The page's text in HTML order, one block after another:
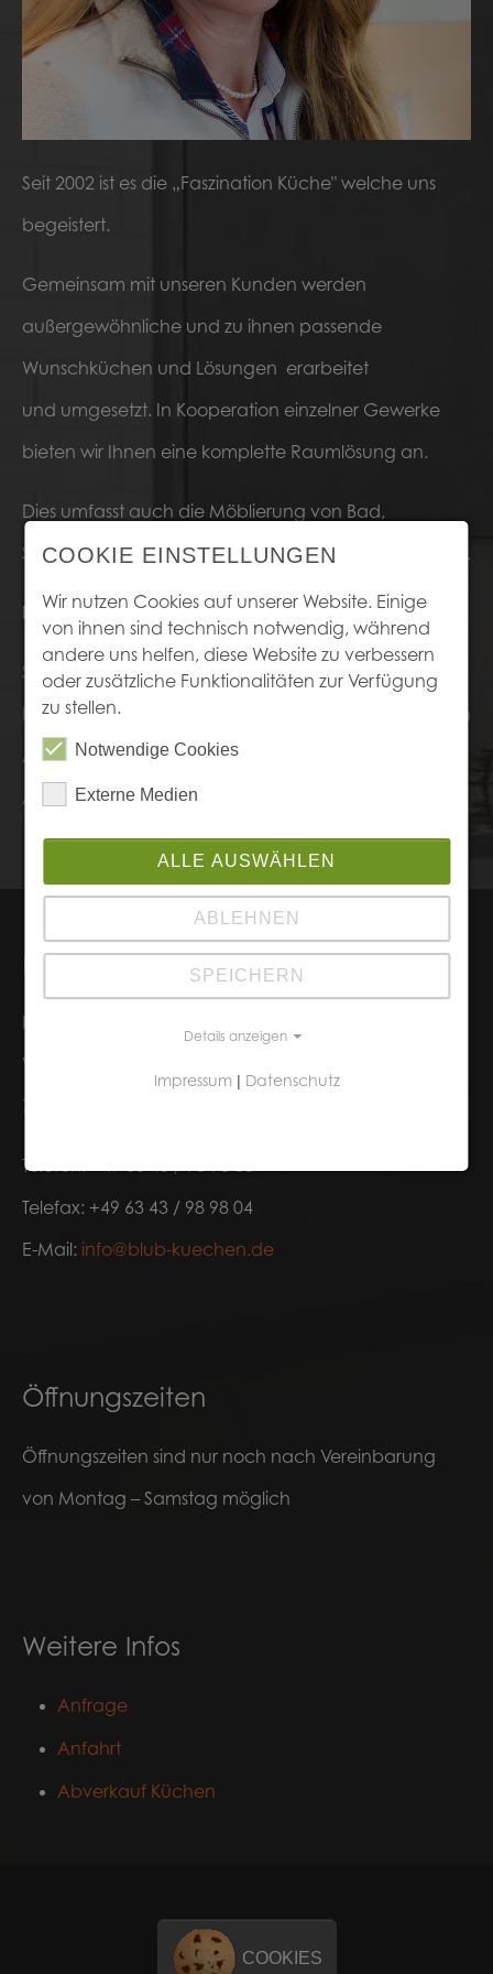
Seit 2002 ist es die „Faszination Küche" welche uns
begeistert.
Gemeinsam mit unseren Kunden werden
außergewöhnliche und zu ihnen passende
Wunschküchen und Lösungen erarbeitet
und umgesetzt. In Kooperation einzelner Gewerke
bieten wir Ihnen eine komplette Raumlösung an.
Dies umfasst auch die Möblierung von Bad,
Schlafzimmer, Wohnzimmer und Hauswirtschaftsraum.
Ihr Vorteil:
Sie haben vom Erstgespräch über das Aufmass, der
Planung und Abwicklung bis zur Umsetzung nur einen
Ansprechpartner der Ihnen stets für Fragen und
Antworten zur Seite steht.
Kontakt
Blub Küchen
Weinstraße 58
76887 Bad Bergzabern
Telefon: +49 63 43 / 98 98 03
Telefax: +49 63 43 / 98 98 04
E-Mail: info@blub-kuechen.de
Öffnungszeiten
Öffnungszeiten sind nur noch nach Vereinbarung
von Montag – Samstag möglich
Weitere Infos
Anfrage
Anfahrt
Abverkauf Küchen
COOKIES
COOKIE EINSTELLUNGEN
Wir nutzen Cookies auf unserer Website. Einige
von ihnen sind technisch notwendig, während
andere uns helfen, diese Website zu verbessern
oder zusätzliche Funktionalitäten zur Verfügung
zu stellen.
Notwendige Cookies
Externe Medien
ALLE AUSWÄHLEN
ABLEHNEN
SPEICHERN
Details anzeigen
Impressum | Datenschutz